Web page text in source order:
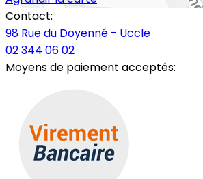
Contact:
98 Rue du Doyenné - Uccle
02 344 06 02
Moyens de paiement acceptés: